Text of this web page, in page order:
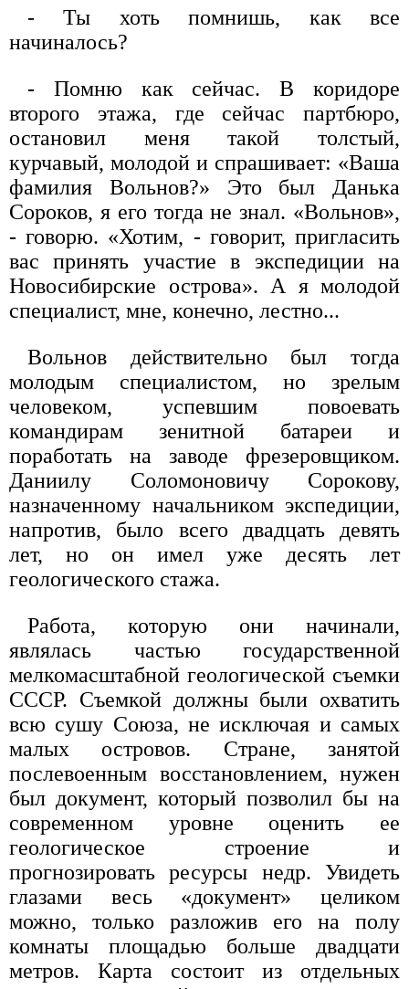
- Ты хоть помнишь, как все
начиналось?
- Помню как сейчас. В коридоре
второго этажа, где сейчас партбюро,
остановил меня такой толстый,
курчавый, молодой и спрашивает: «Ваша
фамилия Вольнов?» Это был Данька
Сороков, я его тогда не знал. «Вольнов»,
- говорю. «Хотим, - говорит, пригласить
вас принять участие в экспедиции на
Новосибирские острова». А я молодой
специалист, мне, конечно, лестно...
Вольнов действительно был тогда
молодым специалистом, но зрелым
человеком, успевшим повоевать
командирам зенитной батареи и
поработать на заводе фрезеровщиком.
Даниилу Соломоновичу Сорокову,
назначенному начальником экспедиции,
напротив, было всего двадцать девять
лет, но он имел уже десять лет
геологического стажа.
Работа, которую они начинали,
являлась частью государственной
мелкомасштабной геологической съемки
СССР. Съемкой должны были охватить
всю сушу Союза, не исключая и самых
малых островов. Стране, занятой
послевоенным восстановлением, нужен
был документ, который позволил бы на
современном уровне оценить ее
геологическое строение и
прогнозировать ресурсы недр. Увидеть
глазами весь «документ» целиком
можно, только разложив его на полу
комнаты площадью больше двадцати
метров. Карта состоит из отдельных